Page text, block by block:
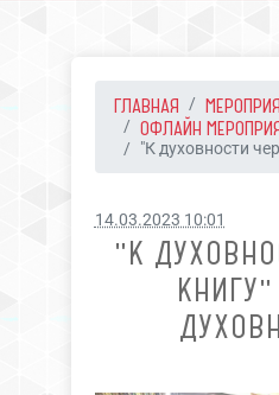
ГЛАВНАЯ
ОФЛАЙН
"К духовности
14.03.2023 10:01
"К